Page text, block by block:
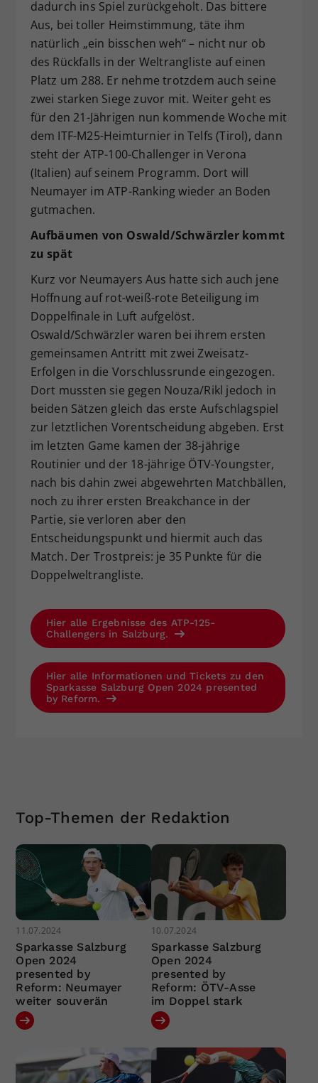
dadurch ins Spiel zurückgeholt. Das bittere
Aus, bei toller Heimstimmung, täte ihm
natürlich „ein bisschen weh“ – nicht nur ob
des Rückfalls in der Weltrangliste auf einen
Platz um 288. Er nehme trotzdem auch seine
zwei starken Siege zuvor mit. Weiter geht es
für den 21-Jährigen nun kommende Woche mit
dem ITF-M25-Heimturnier in Telfs (Tirol), dann
steht der ATP-100-Challenger in Verona
(Italien) auf seinem Programm. Dort will
Neumayer im ATP-Ranking wieder an Boden
gutmachen.
Aufbäumen von Oswald/Schwärzler kommt
zu spät
Kurz vor Neumayers Aus hatte sich auch jene
Hoffnung auf rot-weiß-rote Beteiligung im
Doppelfinale in Luft aufgelöst.
Oswald/Schwärzler waren bei ihrem ersten
gemeinsamen Antritt mit zwei Zweisatz-
Erfolgen in die Vorschlussrunde eingezogen.
Dort mussten sie gegen Nouza/Rikl jedoch in
beiden Sätzen gleich das erste Aufschlagspiel
zur letztlichen Vorentscheidung abgeben. Erst
im letzten Game kamen der 38-jährige
Routinier und der 18-jährige ÖTV-Youngster,
nach bis dahin zwei abgewehrten Matchbällen,
noch zu ihrer ersten Breakchance in der
Partie, sie verloren aber den
Entscheidungspunkt und hiermit auch das
Match. Der Trostpreis: je 35 Punkte für die
Doppelweltrangliste.
Hier alle Ergebnisse des ATP-125-
Challengers in Salzburg.
Hier alle Informationen und Tickets zu den
Sparkasse Salzburg Open 2024 presented
by Reform.
Top-Themen der Redaktion
11.07.2024
Sparkasse Salzburg
Open 2024
presented by
Reform: Neumayer
weiter souverän
10.07.2024
Sparkasse Salzburg
Open 2024
presented by
Reform: ÖTV-Asse
im Doppel stark